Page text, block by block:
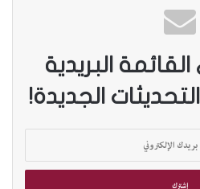
البريدية
الجديدة!